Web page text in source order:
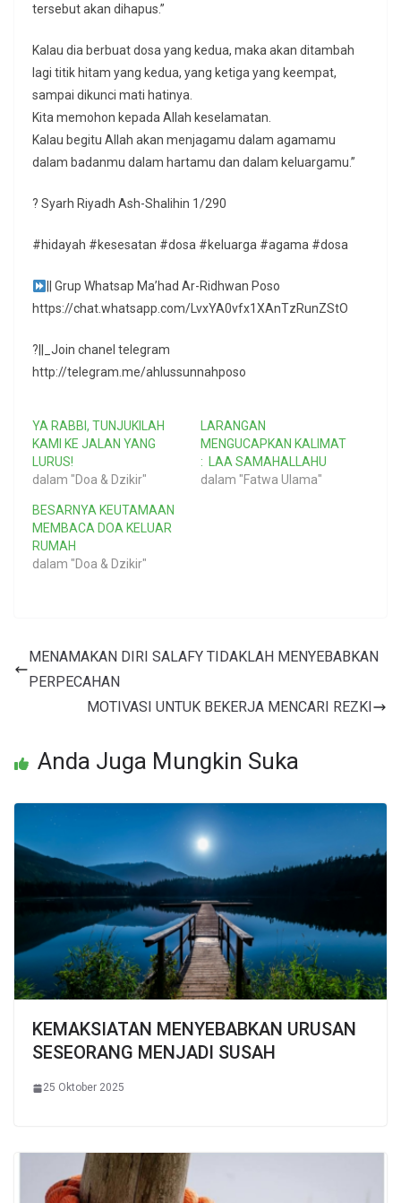
tersebut akan dihapus.”
Kalau dia berbuat dosa yang kedua, maka akan ditambah
lagi titik hitam yang kedua, yang ketiga yang keempat,
sampai dikunci mati hatinya.
Kita memohon kepada Allah keselamatan.
Kalau begitu Allah akan menjagamu dalam agamamu
dalam badanmu dalam hartamu dan dalam keluargamu.”
? Syarh Riyadh Ash-Shalihin 1/290
#hidayah #kesesatan #dosa #keluarga #agama #dosa
|| Grup Whatsap Ma’had Ar-Ridhwan Poso
https://chat.whatsapp.com/LvxYA0vfx1XAnTzRunZStO
?||_Join chanel telegram
http://telegram.me/ahlussunnahposo
YA RABBI, TUNJUKILAH
KAMI KE JALAN YANG
LURUS!
dalam "Doa & Dzikir"
LARANGAN
MENGUCAPKAN KALIMAT
: LAA SAMAHALLAHU
dalam "Fatwa Ulama"
BESARNYA KEUTAMAAN
MEMBACA DOA KELUAR
RUMAH
dalam "Doa & Dzikir"
MENAMAKAN DIRI SALAFY TIDAKLAH MENYEBABKAN
PERPECAHAN
MOTIVASI UNTUK BEKERJA MENCARI REZKI
Anda Juga Mungkin Suka
KEMAKSIATAN MENYEBABKAN URUSAN
SESEORANG MENJADI SUSAH
25 Oktober 2025